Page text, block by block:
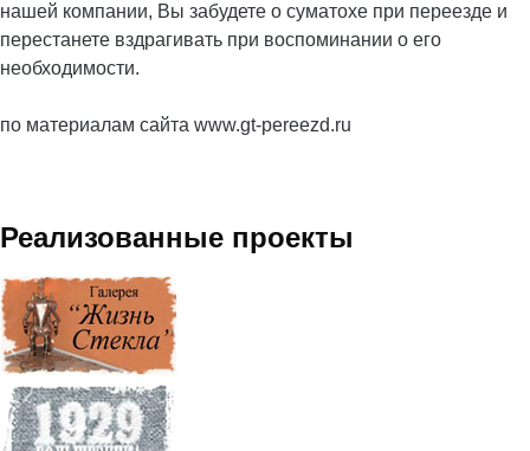
нашей компании, Вы забудете о суматохе при переезде и
перестанете вздрагивать при воспоминании о его
необходимости.
по материалам сайта www.gt-pereezd.ru
Реализованные проекты